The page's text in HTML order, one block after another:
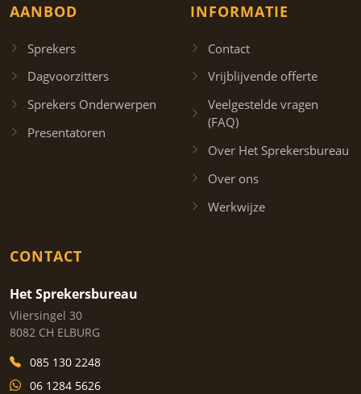
AANBOD
Sprekers
Dagvoorzitters
Sprekers Onderwerpen
Presentatoren
INFORMATIE
Contact
Vrijblijvende offerte
Veelgestelde vragen
(FAQ)
Over Het Sprekersbureau
Over ons
Werkwijze
CONTACT
Het Sprekersbureau
Vliersingel 30
8082 CH ELBURG
085 130 2248
06 1284 5626